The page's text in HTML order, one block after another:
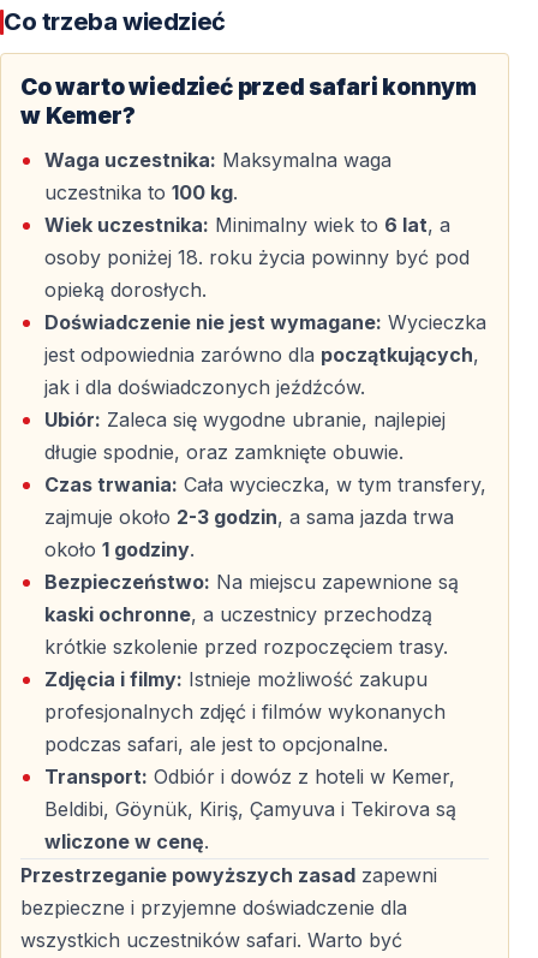
Co trzeba wiedzieć
Co warto wiedzieć przed safari konnym
w Kemer?
Waga uczestnika: Maksymalna waga
uczestnika to 100 kg.
Wiek uczestnika: Minimalny wiek to 6 lat, a
osoby poniżej 18. roku życia powinny być pod
opieką dorosłych.
Doświadczenie nie jest wymagane: Wycieczka
jest odpowiednia zarówno dla początkujących,
jak i dla doświadczonych jeźdźców.
Ubiór: Zaleca się wygodne ubranie, najlepiej
długie spodnie, oraz zamknięte obuwie.
Czas trwania: Cała wycieczka, w tym transfery,
zajmuje około 2-3 godzin, a sama jazda trwa
około 1 godziny.
Bezpieczeństwo: Na miejscu zapewnione są
kaski ochronne, a uczestnicy przechodzą
krótkie szkolenie przed rozpoczęciem trasy.
Zdjęcia i filmy: Istnieje możliwość zakupu
profesjonalnych zdjęć i filmów wykonanych
podczas safari, ale jest to opcjonalne.
Transport: Odbiór i dowóz z hoteli w Kemer,
Beldibi, Göynük, Kiriş, Çamyuva i Tekirova są
wliczone w cenę.
Przestrzeganie powyższych zasad zapewni
bezpieczne i przyjemne doświadczenie dla
wszystkich uczestników safari. Warto być